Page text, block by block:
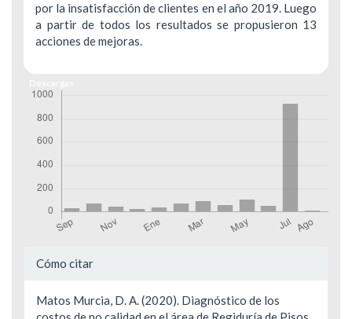
por la insatisfacción de clientes en el año 2019. Luego
a partir de todos los resultados se propusieron 13
acciones de mejoras.
Detalles
Cómo citar
Matos Murcia, D. A. (2020). Diagnóstico de los